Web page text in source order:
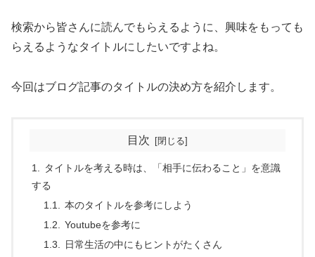
検索から皆さんに読んでもらえるように、興味をもっても
らえるようなタイトルにしたいですよね。
今回はブログ記事のタイトルの決め方を紹介します。
目次
タイトルを考える時は、「相手に伝わること」を意識
する
本のタイトルを参考にしよう
Youtubeを参考に
日常生活の中にもヒントがたくさん